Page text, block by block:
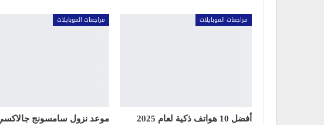
مراجعات الموبايلات
أفضل 10 هواتف ذكية لعام 2025
مراجعات الموبايلات